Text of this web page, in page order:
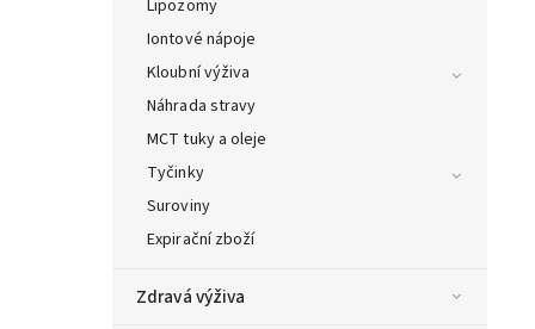
Lipozomy
Iontové nápoje
Kloubní výživa
Náhrada stravy
MCT tuky a oleje
Tyčinky
Suroviny
Expirační zboží
Zdravá výživa